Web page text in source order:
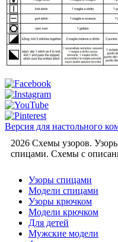
Версия для настольного
2026 Схемы узоров.
спицами. Cхемы с
Узоры спицами
Модели спицами
Узоры крючком
Модели крючком
Для детей
Мужские модели